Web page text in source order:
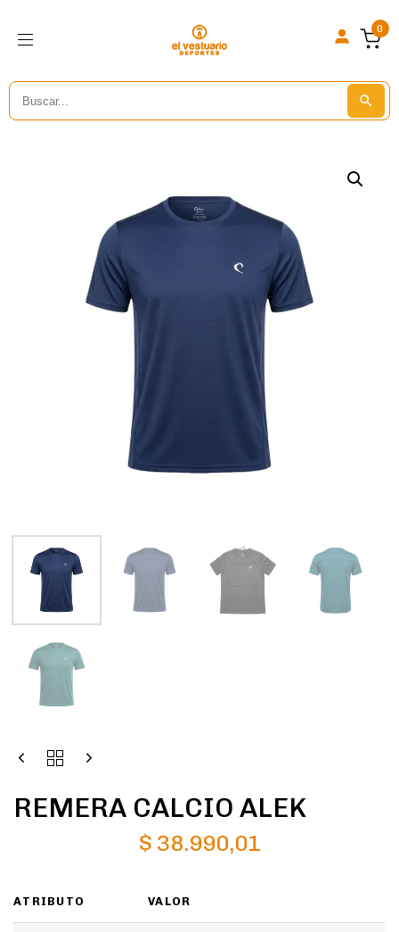
0
Search
for:
Search
REMERA CALCIO ALEK
$38.990,01
ATRIBUTO VALOR